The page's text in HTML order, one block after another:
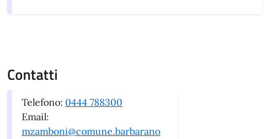
Contatti
Telefono: 0444 788300
Email:
mzamboni@comune.barbarano